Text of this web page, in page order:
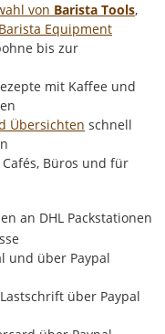
von Barista Tools,
Equipment
bis zur
mit Kaffee und
Übersichten schnell
Büros und für